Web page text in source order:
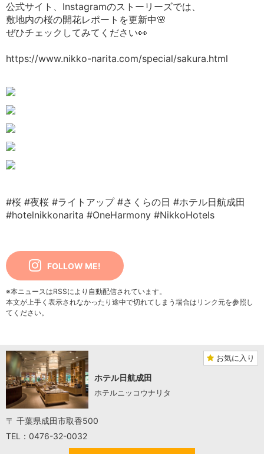
公式サイト、Instagramのストーリーズでは、
敷地内の桜の開花レポートを更新中🌸
ぜひチェックしてみてください👀
https://www.nikko-narita.com/special/sakura.html
#桜 #夜桜 #ライトアップ #さくらの日 #ホテル日航成田
#hotelnikkonarita #OneHarmony #NikkoHotels
FOLLOW ME!
※本ニュースはRSSにより自動配信されています。
本文が上手く表示されなかったり途中で切れてしまう場合はリンク元を参照し
てください。
お気に入り
ホテル日航成田
ホテルニッコウナリタ
〒 千葉県成田市取香500
TEL：0476-32-0032